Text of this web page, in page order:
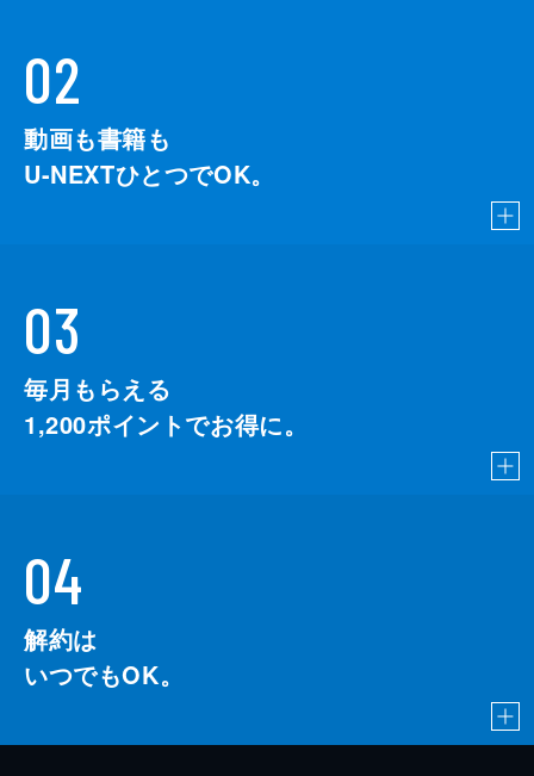
02
動画も書籍も
U-NEXTひとつでOK。
03
毎月もらえる
1,200ポイントでお得に。
04
解約は
いつでもOK。